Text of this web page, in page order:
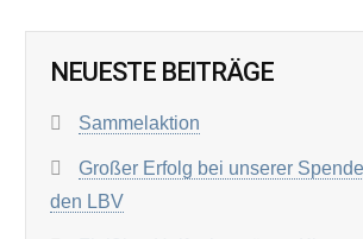
NEUESTE BEITRÄGE
Sammelaktion
Großer Erfolg bei unserer
den LBV